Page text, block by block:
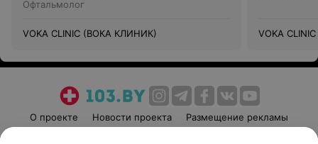
Офтальмолог
VOKA CLINIC (ВОКА КЛИНИК) VOKA
О проекте Новости проекта
Размещение рекламы